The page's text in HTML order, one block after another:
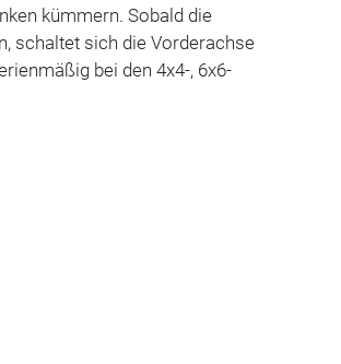
kümmern. Sobald die
schaltet sich die Vorderachse
bei den 4x4-, 6x6-